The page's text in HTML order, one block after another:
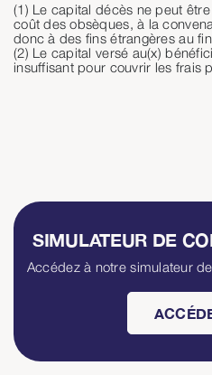
(1) Le capital décès ne peut
coût des obsèques, à la
donc à des fins étrangères au
(2) Le capital versé au(x)
insuffisant pour couvrir les frais
SIMULATEUR DE
Accédez à notre simulateur